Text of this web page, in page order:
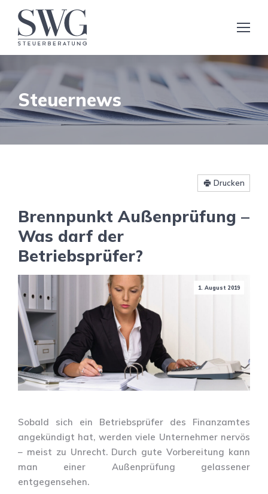
Steuernews
Drucken
Brennpunkt Außenprüfung –
Was darf der
Betriebsprüfer?
1. August 2019
Sobald sich ein Betriebsprüfer des Finanzamtes
angekündigt hat, werden viele Unternehmer nervös
– meist zu Unrecht. Durch gute Vorbereitung kann
man einer Außenprüfung gelassener
entgegensehen.